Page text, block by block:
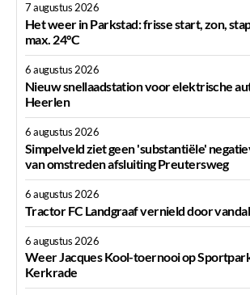
7 augustus 2026
Het weer in Parkstad: frisse start, zon,
max. 24°C
6 augustus 2026
Nieuw snellaadstation voor elektrische
Heerlen
6 augustus 2026
Simpelveld ziet geen 'substantiële'
van omstreden afsluiting Preutersweg
6 augustus 2026
Tractor FC Landgraaf vernield door
6 augustus 2026
Weer Jacques Kool-toernooi op
Kerkrade